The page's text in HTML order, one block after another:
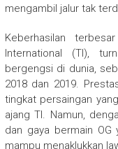
mengambil jalur tak
Keberhasilan
International (TI),
bergengsi di dunia,
2018 dan 2019.
tingkat persaingan
ajang TI. Namun,
dan gaya bermain OG
mampu menaklukkan